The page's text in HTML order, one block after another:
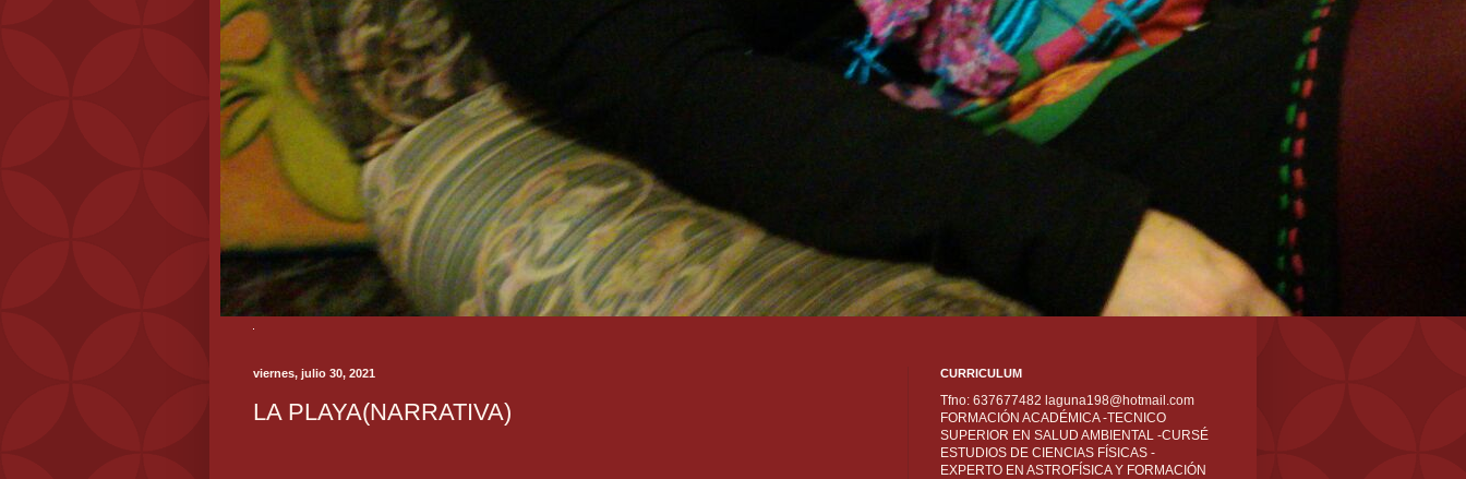
viernes, julio 30, 2021
LA PLAYA(NARRATIVA)
CURRICULUM
Tfno: 637677482 laguna198@hotmail.com
FORMACIÓN ACADÉMICA -TECNICO
SUPERIOR EN SALUD AMBIENTAL -CURSÉ
ESTUDIOS DE CIENCIAS FÍSICAS -
EXPERTO EN ASTROFÍSICA Y FORMACIÓN